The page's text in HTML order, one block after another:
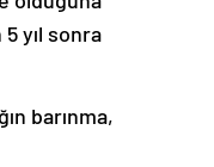
yıl sonra